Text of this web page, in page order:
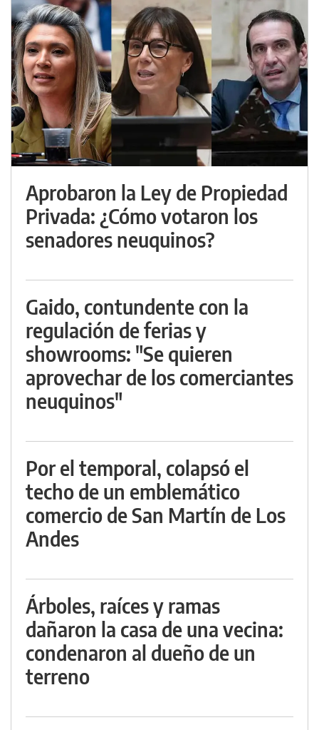
Aprobaron la Ley de Propiedad
Privada: ¿Cómo votaron los
senadores neuquinos?
Gaido, contundente con la
regulación de ferias y
showrooms: "Se quieren
aprovechar de los comerciantes
neuquinos"
Por el temporal, colapsó el
techo de un emblemático
comercio de San Martín de Los
Andes
Árboles, raíces y ramas
dañaron la casa de una vecina:
condenaron al dueño de un
terreno